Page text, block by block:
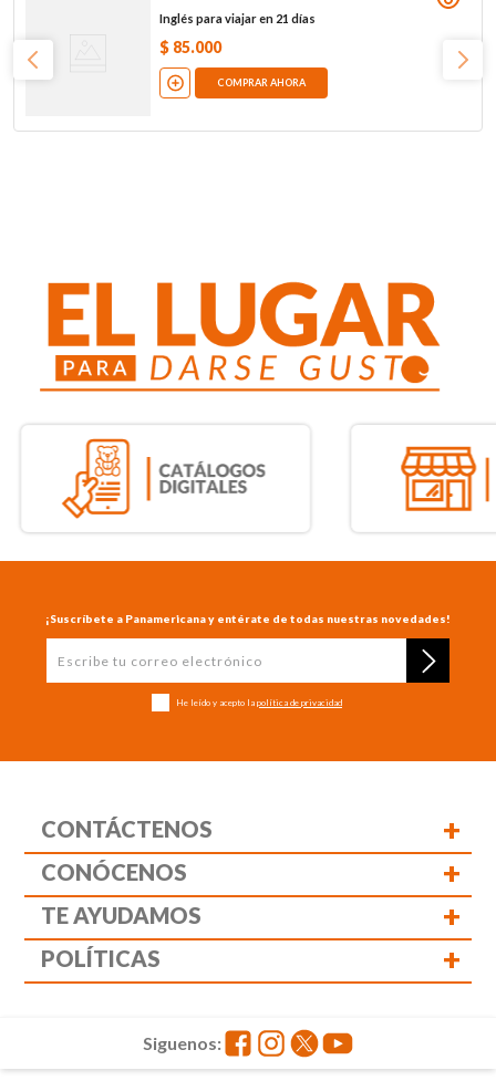
Inglés para viajar en 21 días
$ 85.000
COMPRAR AHORA
¡Suscríbete a Panamericana y entérate de todas nuestras novedades!
He leído y acepto la política de privacidad
CONTÁCTENOS +
CONÓCENOS +
TE AYUDAMOS +
POLÍTICAS +
Siguenos: